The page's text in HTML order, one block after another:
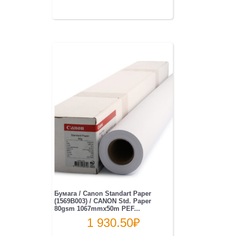
Бумага / Canon Standart Paper
(1569B003) / CANON Std. Paper
80gsm 1067mmx50m PEF...
1 930.50₽